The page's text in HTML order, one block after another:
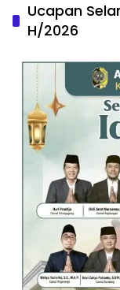
Ucapan
H/2026